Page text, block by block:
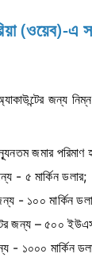
(ওয়েব)-এ
জন্য
জমার পরিমাণ
- ৫ মার্কিন ডলার;
- ১০০ মার্কিন
জন্য – ৫০০
- ১০০০ মার্কিন